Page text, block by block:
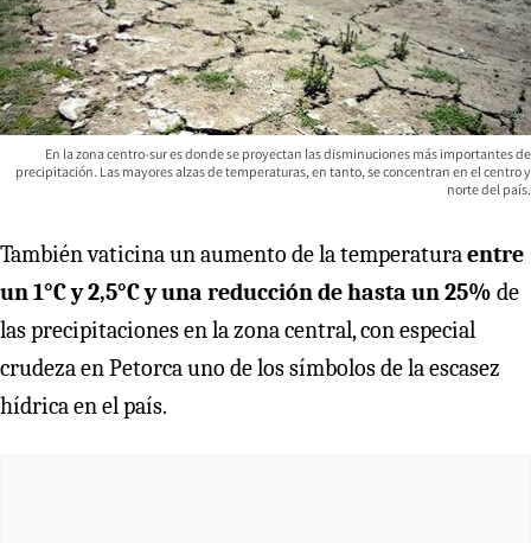
En la zona centro-sur es donde se proyectan las disminuciones más importantes de
precipitación. Las mayores alzas de temperaturas, en tanto, se concentran en el centro y
norte del país.
También vaticina un aumento de la temperatura entre
un 1°C y 2,5°C y una reducción de hasta un 25% de
las precipitaciones en la zona central, con especial
crudeza en Petorca uno de los símbolos de la escasez
hídrica en el país.